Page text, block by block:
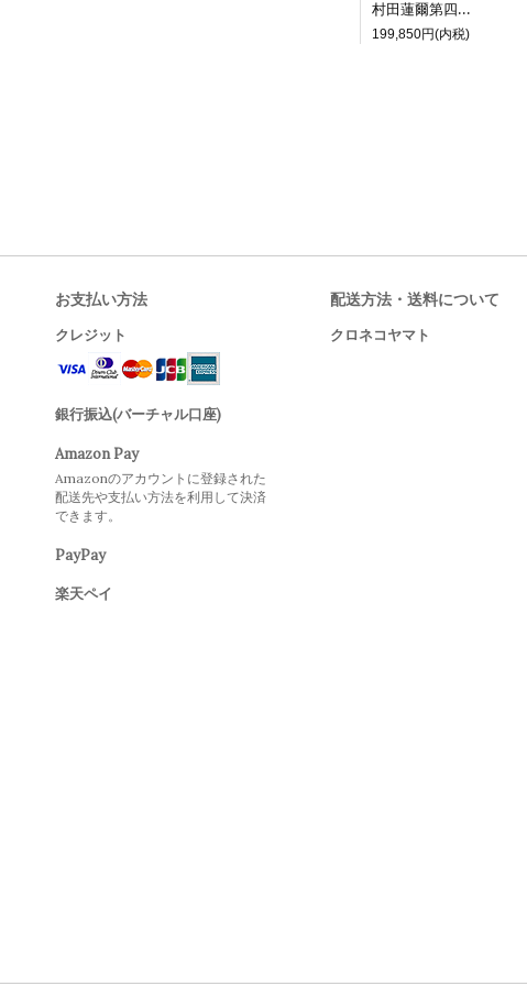
村田蓮爾第四画集限定版『futurelog limited edition』
199,850円(内税)
お支払い方法
クレジット
銀行振込(バーチャル口座)
Amazon Pay
Amazonのアカウントに登録された
配送先や支払い方法を利用して決済
できます。
PayPay
楽天ペイ
配送方法・送料について
クロネコヤマト